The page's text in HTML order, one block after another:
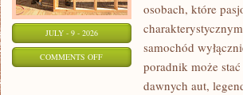
JULY - 9 - 2026
COMMENTS OFFON
SAMOCHODY
osobach, które
samochód
poradnik może
dawnych aut,